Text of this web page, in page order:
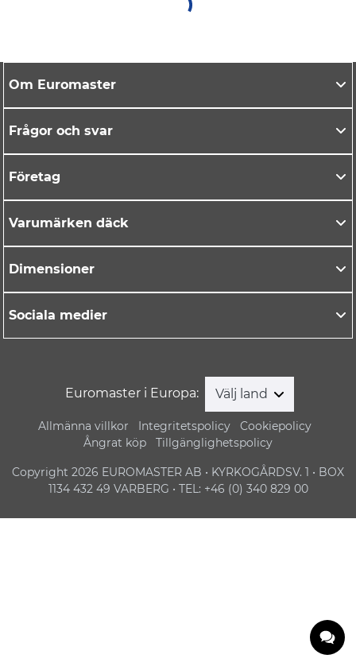
Om Euromaster
Frågor och svar
Företag
Varumärken däck
Dimensioner
Sociala medier
Euromaster i Europa: Välj land
Allmänna villkor Integritetspolicy
Cookiepolicy
Ångrat köp
Tillgänglighetspolicy
Copyright 2026 EUROMASTER AB • KYRKOGÅRDSV. 1 • BOX
1134 432 49 VARBERG • TEL: +46 (0) 340 829 00